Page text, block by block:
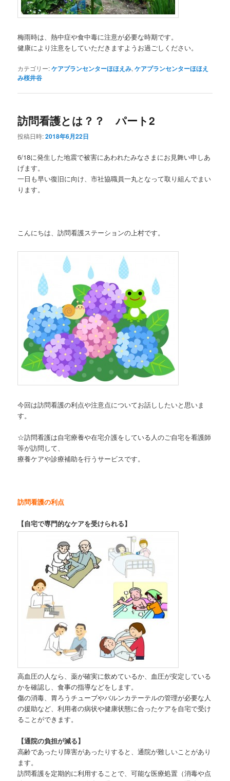
梅雨時は、熱中症や食中毒に注意が必要な時期です。
健康により注意をしていただきますようお過ごしください。
カテゴリー:ケアプランセンターほほえみ,ケアプランセンターほほえ
み桜井谷
訪問看護とは？？ パート2
投稿日時:2018年6月22日
6/18に発生した地震で被害にあわれたみなさまにお見舞い申しあ
げます。
一日も早い復旧に向け、市社協職員一丸となって取り組んでまい
ります。
こんにちは、訪問看護ステーションの上村です。
今回は訪問看護の利点や注意点についてお話ししたいと思いま
す。
☆訪問看護は自宅療養や在宅介護をしている人のご自宅を看護師
等が訪問して、
療養ケアや診療補助を行うサービスです。
訪問看護の利点
【自宅で専門的なケアを受けられる】
高血圧の人なら、薬が確実に飲めているか、血圧が安定している
かを確認し、食事の指導などをします。
傷の消毒、胃ろうチューブやバルンカテーテルの管理が必要な人
の援助など、利用者の病状や健康状態に合ったケアを自宅で受け
ることができます。
【通院の負担が減る】
高齢であったり障害があったりすると、通院が難しいことがあり
ます。
訪問看護を定期的に利用することで、可能な医療処置（消毒や点